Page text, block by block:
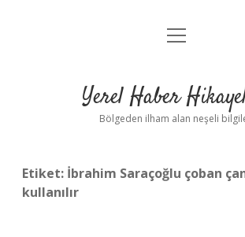
Anasayfa
Yasal Uyarı
menüyü
Yerel Haber
Bölgeden ilham alan neşeli
Etiket: İbrahim Saraçoğlu çoban
kullanılır